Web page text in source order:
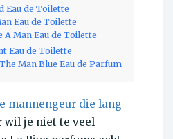
Eau de Toilette
Eau de Toilette
A Man Eau de Toilette
Eau de Toilette
Man Blue Eau de Parfum
mannengeur die lang
wil je niet te veel